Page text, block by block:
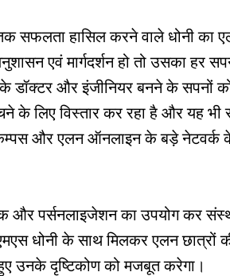
सफलता हासिल करने वाले धोनी का
एवं मार्गदर्शन हो तो उसका हर
और इंजीनियर बनने के सपनों को
के लिए विस्तार कर रहा है और यह भी
और एलन ऑनलाइन के बड़े नेटवर्क
पर्सनलाइजेशन का उपयोग कर
धोनी के साथ मिलकर एलन छात्रों
उनके दृष्टिकोण को मजबूत करेगा।